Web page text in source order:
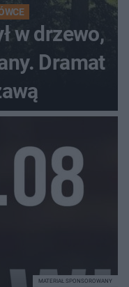
w drzewo,
Dramat
MATERIAŁ SPONSOROWANY